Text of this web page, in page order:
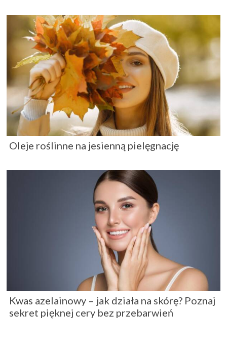
Oleje roślinne na jesienną pielęgnację
Kwas azelainowy – jak działa na skórę? Poznaj
sekret pięknej cery bez przebarwień